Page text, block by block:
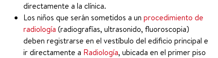
directamente a la clínica.
Los niños que serán sometidos a un procedimiento de
radiología (radiografías, ultrasonido, fluoroscopia)
deben registrarse en el vestíbulo del edificio principal e
ir directamente a Radiología, ubicada en el primer piso